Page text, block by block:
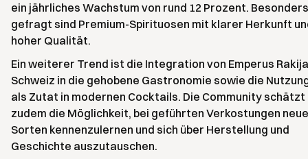
ein jährliches Wachstum von rund 12 Prozent. Besonders
gefragt sind Premium-Spirituosen mit klarer Herkunft
hoher Qualität.
Ein weiterer Trend ist die Integration von Emperus Rakija
Schweiz in die gehobene Gastronomie sowie die
als Zutat in modernen Cocktails. Die Community schätzt
zudem die Möglichkeit, bei geführten Verkostungen neue
Sorten kennenzulernen und sich über Herstellung und
Geschichte auszutauschen.